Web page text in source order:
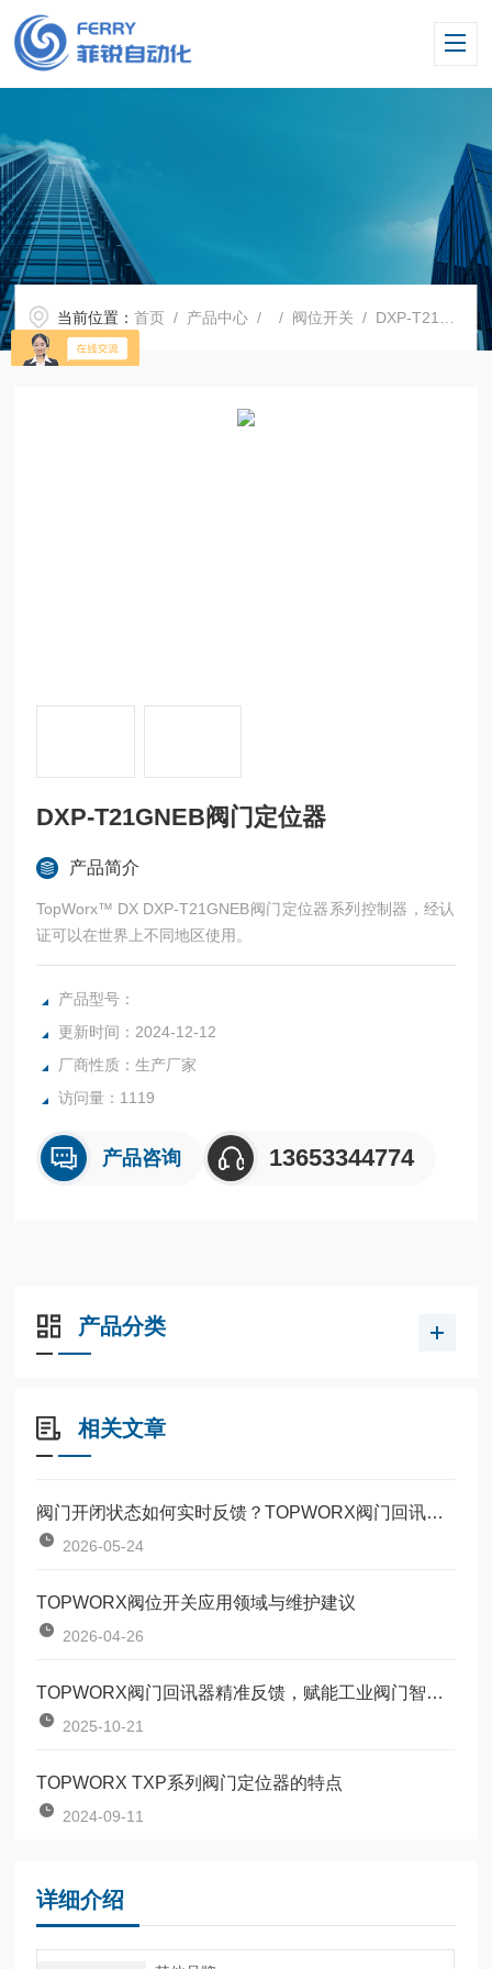
当前位置：首页 / 产品中心 / / 阀位开关 / DXP-T21GNEB阀门定位器
DXP-T21GNEB阀门定位器
产品简介
TopWorx™ DX DXP-T21GNEB阀门定位器系列控制器，经认
证可以在世界上不同地区使用。
产品型号：
更新时间：2024-12-12
厂商性质：生产厂家
访问量：1119
产品咨询 13653344774
产品分类
相关文章
阀门开闭状态如何实时反馈？TOPWORX阀门回讯器技术原理详解
2026-05-24
TOPWORX阀位开关应用领域与维护建议
2026-04-26
TOPWORX阀门回讯器精准反馈，赋能工业阀门智能管控
2025-10-21
TOPWORX TXP系列阀门定位器的特点
2024-09-11
详细介绍